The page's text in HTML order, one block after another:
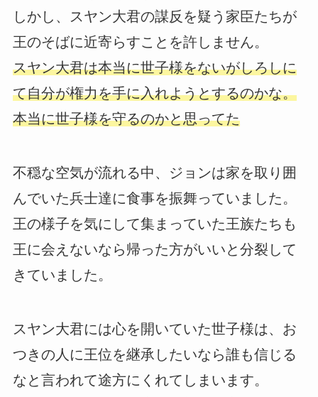
しかし、スヤン大君の謀反を疑う家臣たちが
王のそばに近寄らすことを許しません。
スヤン大君は本当に世子様をないがしろしに
て自分が権力を手に入れようとするのかな。
本当に世子様を守るのかと思ってた
不穏な空気が流れる中、ジョンは家を取り囲
んでいた兵士達に食事を振舞っていました。
王の様子を気にして集まっていた王族たちも
王に会えないなら帰った方がいいと分裂して
きていました。
スヤン大君には心を開いていた世子様は、お
つきの人に王位を継承したいなら誰も信じる
なと言われて途方にくれてしまいます。